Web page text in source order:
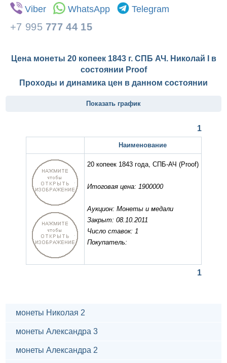
Viber
WhatsApp Telegram
+7 995 777 44 15
Цена монеты 20 копеек 1843 г. СПБ АЧ. Николай I в
состоянии Proof
Проходы и динамика цен в данном состоянии
Показать график
1
Наименование
20 копеек 1843 года, СПБ-АЧ (Proof)
Итоговая цена: 1900000
Аукцион: Монеты и медали
Закрыт: 08.10.2011
Число ставок: 1
Покупатель:
1
монеты Николая 2
монеты Александра 3
монеты Александра 2